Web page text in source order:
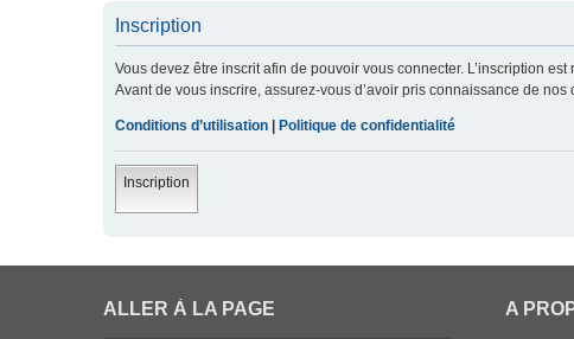
Inscription
Vous devez être inscrit afin de pouvoir vous connecter. L’inscription
Avant de vous inscrire, assurez-vous d’avoir pris connaissance de
Conditions d’utilisation Politique de confidentialité
Inscription
ALLER À LA PAGE A